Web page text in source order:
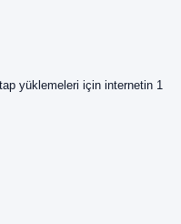
yüklemeleri için internetin 1